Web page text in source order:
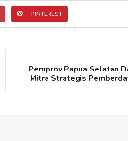
PINTEREST
Pemprov Papua Selatan
Mitra Strategis